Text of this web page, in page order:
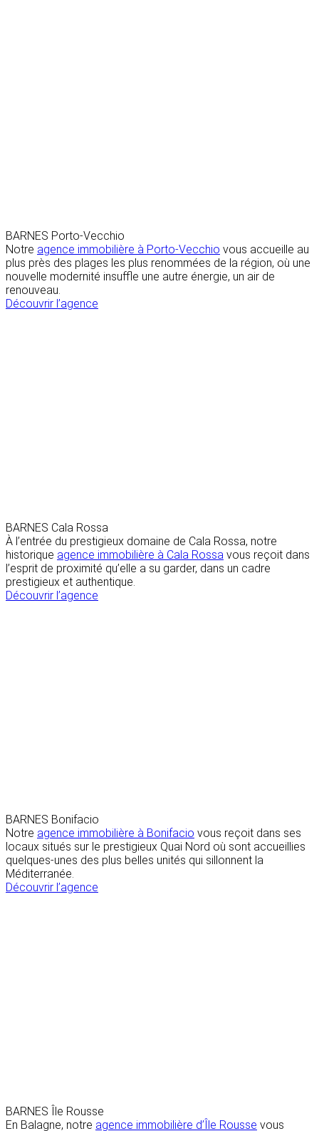
BARNES Porto-Vecchio
Notre agence immobilière à Porto-Vecchio vous accueille au
plus près des plages les plus renommées de la région, où une
nouvelle modernité insuffle une autre énergie, un air de
renouveau.
Découvrir l’agence
BARNES Cala Rossa
À l’entrée du prestigieux domaine de Cala Rossa, notre
historique agence immobilière à Cala Rossa vous reçoit dans
l’esprit de proximité qu’elle a su garder, dans un cadre
prestigieux et authentique.
Découvrir l’agence
BARNES Bonifacio
Notre agence immobilière à Bonifacio vous reçoit dans ses
locaux situés sur le prestigieux Quai Nord où sont accueillies
quelques-unes des plus belles unités qui sillonnent la
Méditerranée.
Découvrir l’agence
BARNES Île Rousse
En Balagne, notre agence immobilière d’Île Rousse vous